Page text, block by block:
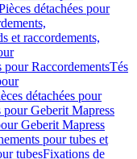
détachées pour
et raccordements,
pour RaccordementsTés
détachées pour
pour Geberit Mapress
Geberit Mapress
pour tubes et
tubesFixations de